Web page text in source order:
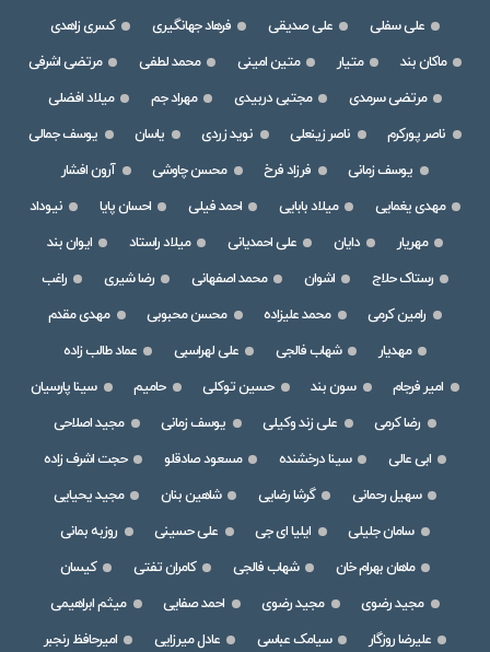
علی سفلی
علی صدیقی فرهاد جهانگیری
کسری زاهدی
ماکان بند
متیار متین امینی محمد لطفی
مرتضی اشرفی
مرتضی سرمدی
مجتبی دربیدی مهراد جم
میلاد افضلی
ناصر پورکرم
ناصر زینعلی نوید زردی یاسان
یوسف جمالی
یوسف زمانی
فرزاد فرخ محسن چاوشی
آرون افشار
مهدی یغمایی
میلاد بابایی احمد فیلی احسان پایا
نیوداد
مهریار
دایان علی احمدیانی میلاد راستاد
ایوان بند
رستاک حلاج
اشوان محمد اصفهانی رضا شیری
راغب
رامین کرمی
محمد علیزاده محسن محبوبی
مهدی مقدم
مهدیار
شهاب فالجی علی لهراسبی
عماد طالب زاده
امیر فرجام
سون بند حسین توکلی حامیم
سینا پارسیان
رضا کرمی
علی زند وکیلی یوسف زمانی
مجید اصلاحی
ابی عالی
سینا درخشنده مسعود صادقلو
حجت اشرف زاده
سهیل رحمانی
گرشا رضایی شاهین بنان
مجید یحیایی
سامان جلیلی
ایلیا ای جی علی حسینی
روزبه بمانی
ماهان بهرام خان
شهاب فالجی کامران تفتی
کیسان
مجید رضوی
مجید رضوی احمد صفایی
میثم ابراهیمی
علیرضا روزگار
سیامک عباسی عادل میرزایی
امیرحافظ رنجبر